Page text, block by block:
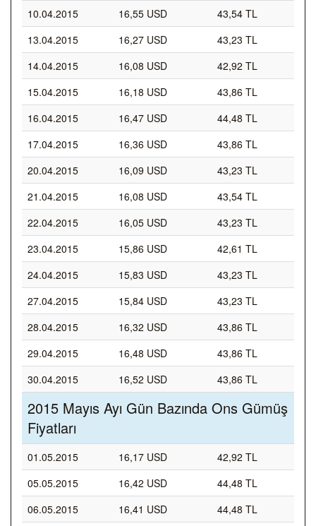
10.04.2015
16,55 USD
43,54 TL
13.04.2015
16,27 USD
43,23 TL
14.04.2015
16,08 USD
42,92 TL
15.04.2015
16,18 USD
43,86 TL
16.04.2015
16,47 USD
44,48 TL
17.04.2015
16,36 USD
43,86 TL
20.04.2015
16,09 USD
43,23 TL
21.04.2015
16,08 USD
43,54 TL
22.04.2015
16,05 USD
43,23 TL
23.04.2015
15,86 USD
42,61 TL
24.04.2015
15,83 USD
43,23 TL
27.04.2015
15,84 USD
43,23 TL
28.04.2015
16,32 USD
43,86 TL
29.04.2015
16,48 USD
43,86 TL
30.04.2015
16,52 USD 43,86 TL
2015 Mayıs Ayı Gün Bazında Ons Gümüş
Fiyatları
01.05.2015 16,17 USD
42,92 TL
05.05.2015
16,42 USD
44,48 TL
06.05.2015
16,41 USD
44,48 TL